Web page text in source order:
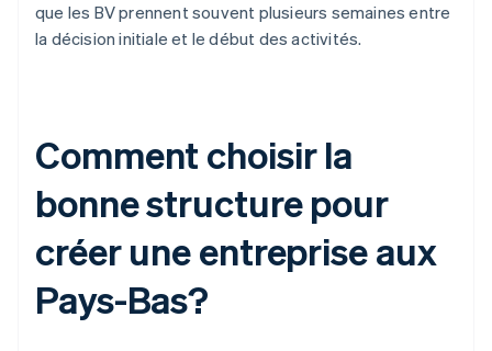
que les BV prennent souvent plusieurs semaines entre
la décision initiale et le début des activités.
Comment choisir la
bonne structure pour
créer une entreprise aux
Pays-Bas?